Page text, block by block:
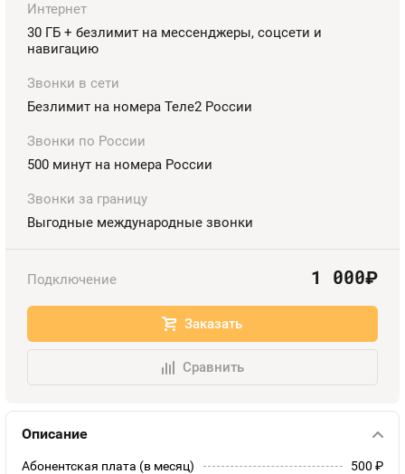
Тарифы
Номера
Продать номер
Контакты
Устройства
Интернет
30 ГБ + безлимит на мессенджеры, соцсети и
навигацию
Звонки в сети
Безлимит на номера Теле2 России
Звонки по России
500 минут на номера России
Звонки за границу
Выгодные международные звонки
Подключение 1 000руб.
Заказать
Сравнить
Описание
Абонентская плата (в месяц) 500 руб.